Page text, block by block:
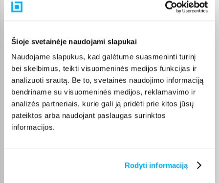
Šioje svetainėje naudojami slapukai
Naudojame slapukus, kad galėtume suasmeninti turinį
bei skelbimus, teikti visuomeninės medijos funkcijas ir
analizuoti srautą. Be to, svetainės naudojimo informaciją
bendriname su visuomeninės medijos, reklamavimo ir
analizės partneriais, kurie gali ją pridėti prie kitos jūsų
pateiktos arba naudojant paslaugas surinktos
informacijos.
Rodyti informaciją
dekoratyvinius augalus.
Efektyvumas ir vandens taupymas
Moderni laistymo įranga dažnai sukurta taip, kad vanduo būtų
leidžia vandeniui patekti tiesiai prie augalų šaknų, todėl
sumažėja vandens nuostoliai dėl garavimo. Tokie sprendimai
padeda ne tik pagerinti augalų augimą, bet ir sumažinti
vandens sunaudojimą.
Bigbox
Laistymo įrangą galite patogiai įsigyti internetu. Taip pat
Pirkėjams Lietuvoje siūlomas ir patogusnemokamas lizingas